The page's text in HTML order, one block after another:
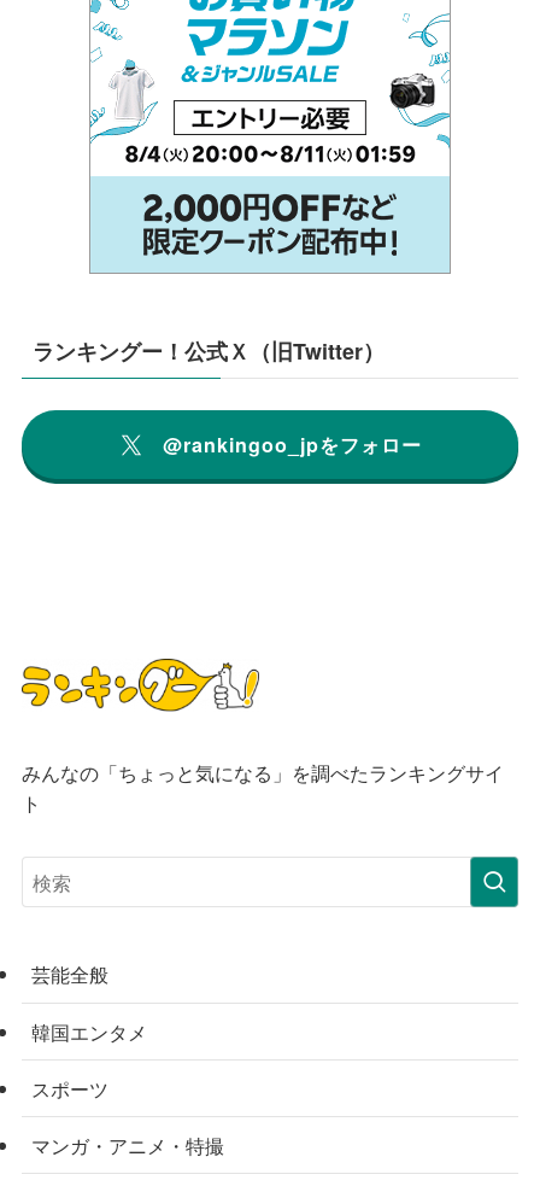
ランキングー！公式Ｘ（旧Twitter）
@rankingoo_jpをフォロー
みんなの「ちょっと気になる」を調べたランキングサイ
ト
芸能全般
韓国エンタメ
スポーツ
マンガ・アニメ・特撮